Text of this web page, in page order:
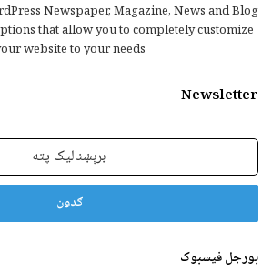
Newspaper, Magazine, News and Blog
that allow you to completely customize
website to your needs.
Newsletter
برېښنالیک
بورجل فیسبوک